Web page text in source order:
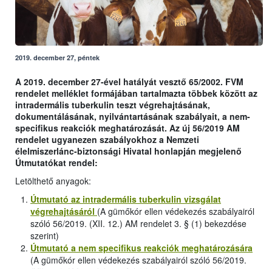
2019. december 27, péntek
A 2019. december 27-ével hatályát vesztő 65/2002. FVM
rendelet melléklet formájában tartalmazta többek között az
intradermális tuberkulin teszt végrehajtásának,
dokumentálásának, nyilvántartásának szabályait, a nem-
specifikus reakciók meghatározását. Az új 56/2019 AM
rendelet ugyanezen szabályokhoz a Nemzeti
élelmiszerlánc-biztonsági Hivatal honlapján megjelenő
Útmutatókat rendel:
Letölthető anyagok:
Útmutató az intradermális tuberkulin vizsgálat
végrehajtásáról (A gümőkór ellen védekezés szabályairól
szóló 56/2019. (XII. 12.) AM rendelet 3. § (1) bekezdése
szerint)
Útmutató a nem specifikus reakciók meghatározására
(A gümőkór ellen védekezés szabályairól szóló 56/2019.